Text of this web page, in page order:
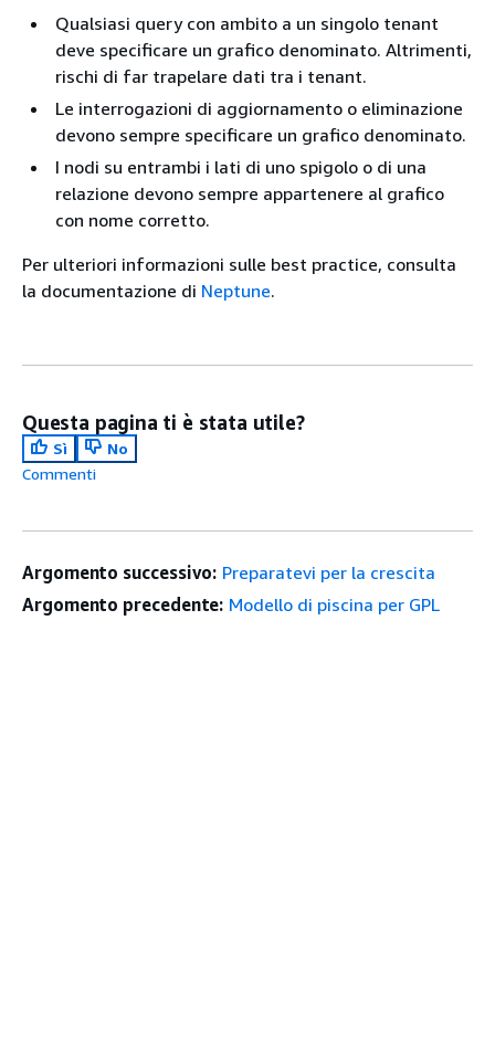
Qualsiasi query con ambito a un singolo tenant
deve specificare un grafico denominato. Altrimenti,
rischi di far trapelare dati tra i tenant.
Le interrogazioni di aggiornamento o eliminazione
devono sempre specificare un grafico denominato.
I nodi su entrambi i lati di uno spigolo o di una
relazione devono sempre appartenere al grafico
con nome corretto.
Per ulteriori informazioni sulle best practice, consulta
la documentazione di Neptune.
Questa pagina ti è stata utile?
Sì
No
Commenti
Argomento successivo: Preparatevi per la crescita
Argomento precedente: Modello di piscina per GPL